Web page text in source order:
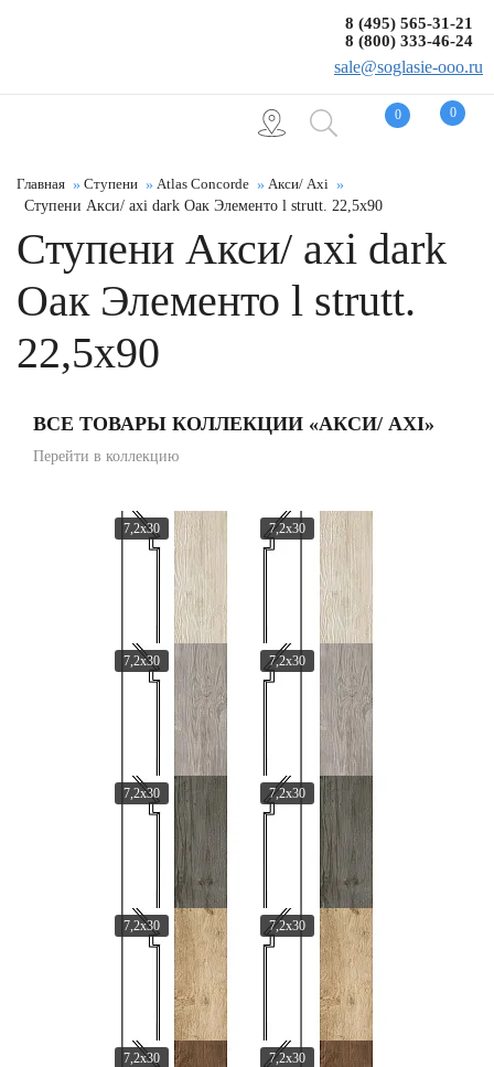
0 0
8 (495) 565-31-21
8 (800) 333-46-24
sale@soglasie-ooo.ru
Главная Ступени Atlas Concorde
Акси/ Axi
Ступени Акси/ axi dark Оак Элементо l strutt. 22,5x90
Ступени Акси/ axi dark
Оак Элементо l strutt.
22,5x90
ВСЕ ТОВАРЫ КОЛЛЕКЦИИ «АКСИ/ AXI»
Перейти в коллекцию
7,2x30 7,2x30
7,2x30 7,2x30
7,2x30 7,2x30
7,2x30 7,2x30
7,2x30 7,2x30